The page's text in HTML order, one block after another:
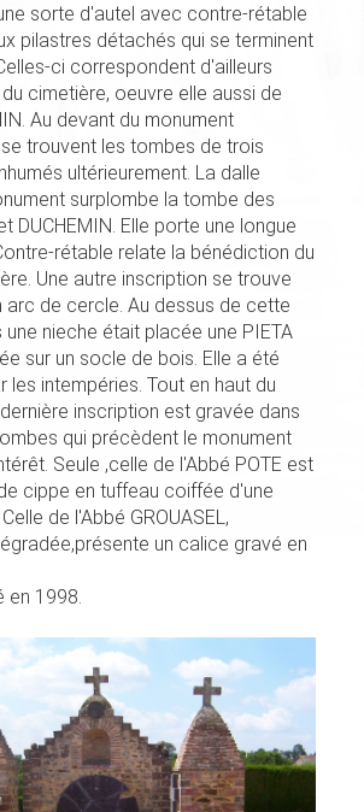
sorte d'autel avec contre-rétable
pilastres détachés qui se terminent
ci correspondent d'ailleurs
cimetière, oeuvre elle aussi de
Au devant du monument
trouvent les tombes de trois
ultérieurement. La dalle
surplombe la tombe des
DUCHEMIN. Elle porte une longue
rétable relate la bénédiction du
Une autre inscription se trouve
arc de cercle. Au dessus de cette
une nieche était placée une PIETA
sur un socle de bois. Elle a été
les intempéries. Tout en haut du
inscription est gravée dans
qui précèdent le monument
Seule ,celle de l'Abbé POTE est
cippe en tuffeau coiffée d'une
de l'Abbé GROUASEL,
un calice gravé en
en 1998.